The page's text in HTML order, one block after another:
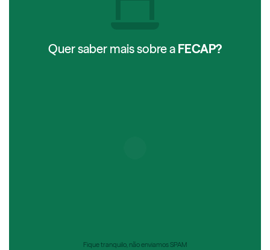
Quer saber mais sobre a FECAP?
Fique tranquilo, não enviamos SPAM